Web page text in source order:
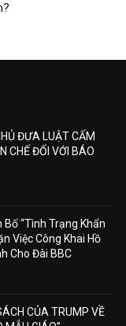
ĐƯA LUẬT CẤM
CHẾ ĐỐI VỚI BÁO
“Tình Trạng Khẩn
Việc Công Khai Hồ
Cho Đài BBC
CỦA TRUMP VỀ